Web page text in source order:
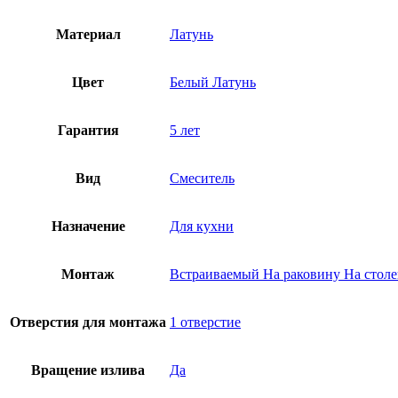
Материал Латунь
Цвет Белый Латунь
Гарантия 5 лет
Вид Смеситель
Назначение Для кухни
Монтаж Встраиваемый На раковину На
Отверстия для монтажа 1 отверстие
Вращение излива Да